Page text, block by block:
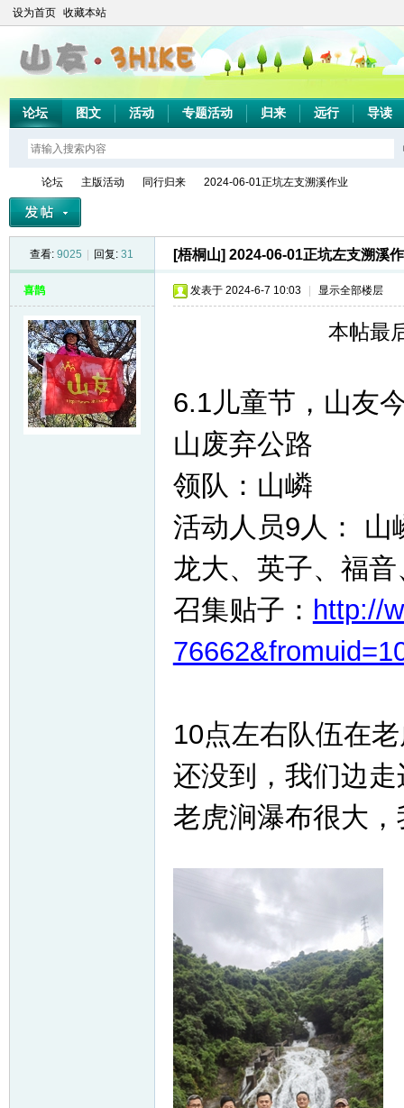
设为首页 收藏本站
论坛 图文 活动 专题活动 归来 远行 导读
论坛
›
主版活动
›
同行归来
›
2024-06-01正坑左支溯溪作业
查看: 9025 回复: 31 [梧桐山] 2024-06-01正坑左支溯溪
喜鹊 发表于 2024-6-7 10:03 显示全部楼层
本帖最
6.1儿童节，山友
山废弃公路
领队：山嶙
活动人员9人： 山
龙大、英子、福
召集贴子： http://
10点左右队伍在
还没到，我们边
老虎涧瀑布很大